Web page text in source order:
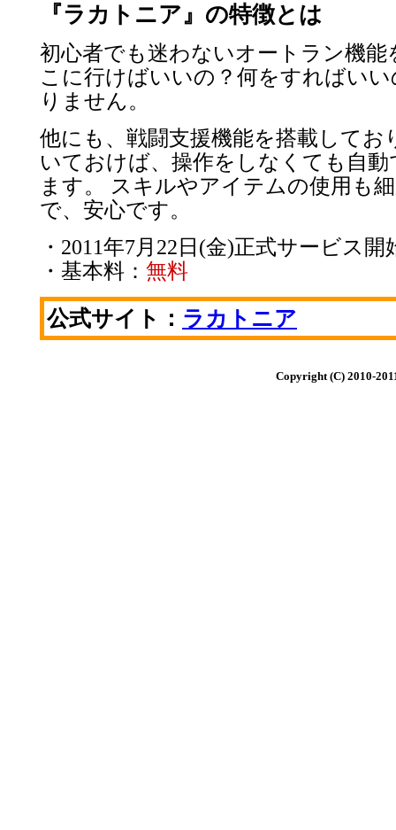
『ラカトニア』の特徴とは
初心者でも迷わないオートラン機
こに行けばいいの？何をすればい
りません。
他にも、戦闘支援機能を搭載してお
いておけば、操作をしなくても自
ます。 スキルやアイテムの使用も
で、安心です。
・2011年7月22日(金)正式サービス開
・基本料： 無料
公式サイト： ラカトニア
Copyright (C) 2010-